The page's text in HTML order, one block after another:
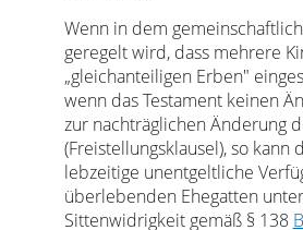
Wenn in dem
geregelt wird, dass mehrere
„gleichanteiligen Erben"
wenn das Testament keinen
zur nachträglichen Änderung
(Freistellungsklausel), so kann
lebzeitige unentgeltliche
überlebenden Ehegatten
Sittenwidrigkeit gemäß § 138